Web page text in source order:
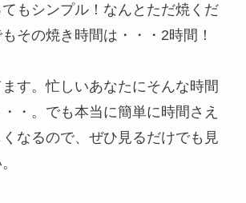
もシンプル！なんとただ焼くだ
その焼き時間は・・・2時間！
す。忙しいあなたにそんな時間
・。でも本当に簡単に時間さえ
なるので、ぜひ見るだけでも見